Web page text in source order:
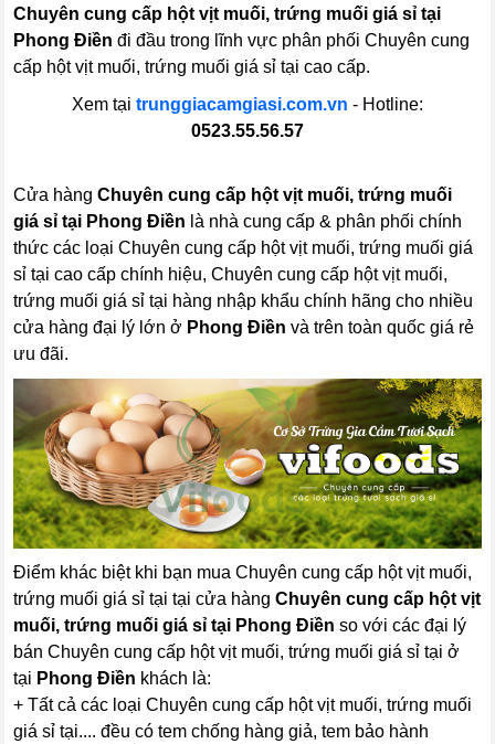
Chuyên cung cấp hột vịt muối, trứng muối giá sỉ tại
Phong Điền đi đầu trong lĩnh vực phân phối Chuyên cung
cấp hột vịt muối, trứng muối giá sỉ tại cao cấp.
Xem tại trunggiacamgiasi.com.vn - Hotline:
0523.55.56.57
Cửa hàngChuyên cung cấp hột vịt muối, trứng muối
giá sỉ tại Phong Điền là nhà cung cấp & phân phối chính
thức các loại Chuyên cung cấp hột vịt muối, trứng muối giá
sỉ tại cao cấp chính hiệu, Chuyên cung cấp hột vịt muối,
trứng muối giá sỉ tại hàng nhập khẩu chính hãng cho nhiều
cửa hàng đại lý lớn ở Phong Điền và trên toàn quốc giá rẻ
ưu đãi.
Điểm khác biệt khi bạn mua Chuyên cung cấp hột vịt muối,
trứng muối giá sỉ tại tại cửa hàngChuyên cung cấp hột vịt
muối, trứng muối giá sỉ tại Phong Điền so với các đại lý
bán Chuyên cung cấp hột vịt muối, trứng muối giá sỉ tại ở
tại Phong Điền khách là:
+ Tất cả các loại Chuyên cung cấp hột vịt muối, trứng muối
giá sỉ tại.... đều có tem chống hàng giả, tem bảo hành